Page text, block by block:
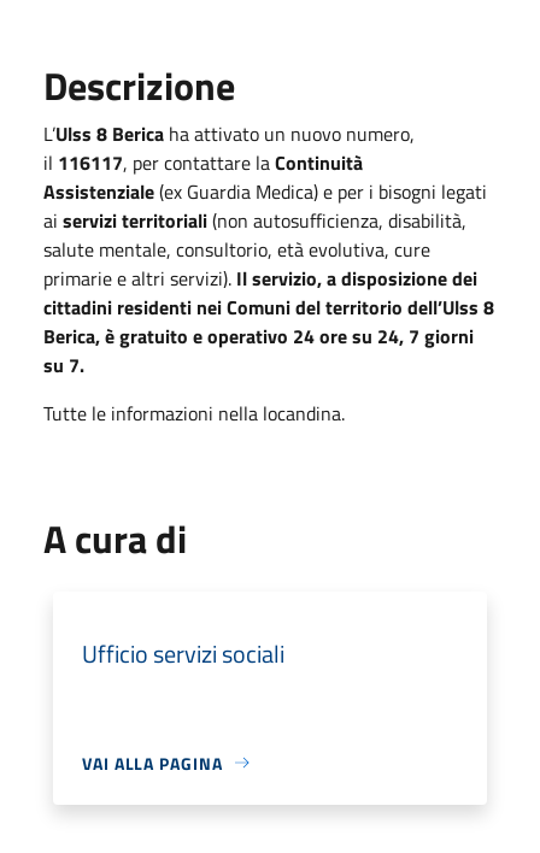
Descrizione
L’Ulss 8 Berica ha attivato un nuovo numero,
il 116117, per contattare laContinuità
Assistenziale(ex Guardia Medica) e per i bisogni legati
ai servizi territoriali(non autosufficienza, disabilità,
salute mentale, consultorio, età evolutiva, cure
primarie e altri servizi). Il servizio, a disposizione dei
cittadini residenti nei Comuni del territorio dell’Ulss 8
Berica, è gratuito e operativo 24 ore su 24, 7 giorni
su 7.
Tutte le informazioni nella locandina.
A cura di
Ufficio servizi sociali
VAI ALLA PAGINA